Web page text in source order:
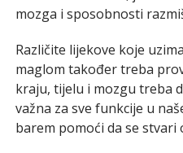
mozga i sposobnosti
Različite lijekove koje
maglom također treba
kraju, tijelu i mozgu treba
važna za sve funkcije u
barem pomoći da se stvari